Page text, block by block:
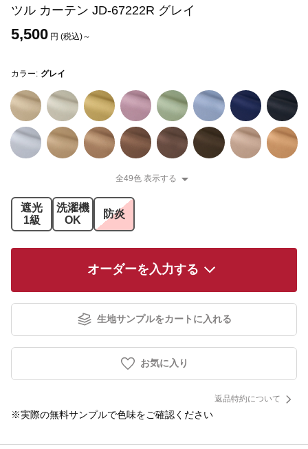
ツル カーテン JD-67222R グレイ
5,500 円 (税込)～
カラー: グレイ
全49色 表示する
遮光
1級
洗濯機
OK
防炎
オーダーを入力する
生地サンプルをカートに入れる
お気に入り
返品特約について
※実際の無料サンプルで色味をご確認ください